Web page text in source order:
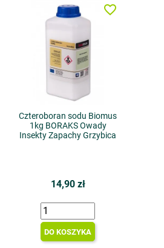
Czteroboran sodu Biomus
1kg BORAKS Owady
Insekty Zapachy Grzybica
14,90 zł
DO KOSZYKA
favorite_border